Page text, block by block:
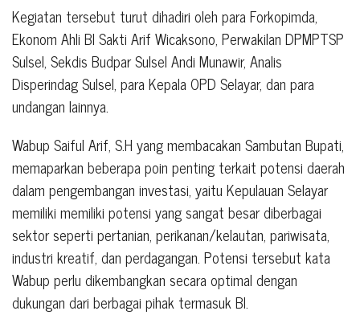
Kegiatan tersebut turut dihadiri oleh para Forkopimda,
Ekonom Ahli BI Sakti Arif Wicaksono, Perwakilan DPMPTSP
Sulsel, Sekdis Budpar Sulsel Andi Munawir, Analis
Disperindag Sulsel, para Kepala OPD Selayar, dan para
undangan lainnya.
Wabup Saiful Arif, S.H yang membacakan Sambutan Bupati,
memaparkan beberapa poin penting terkait potensi daerah
dalam pengembangan investasi, yaitu Kepulauan Selayar
memiliki memiliki potensi yang sangat besar diberbagai
sektor seperti pertanian, perikanan/kelautan, pariwisata,
industri kreatif, dan perdagangan. Potensi tersebut kata
Wabup perlu dikembangkan secara optimal dengan
dukungan dari berbagai pihak termasuk BI.